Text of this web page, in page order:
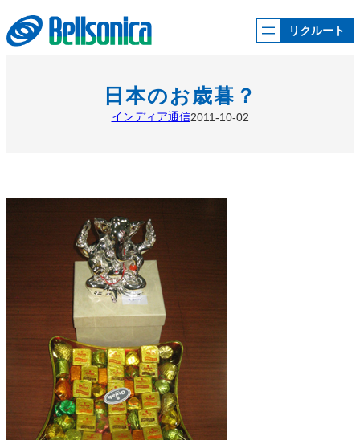
容
を
ス
リクルート
日本のお歳暮？
インディア通信2011-10-02